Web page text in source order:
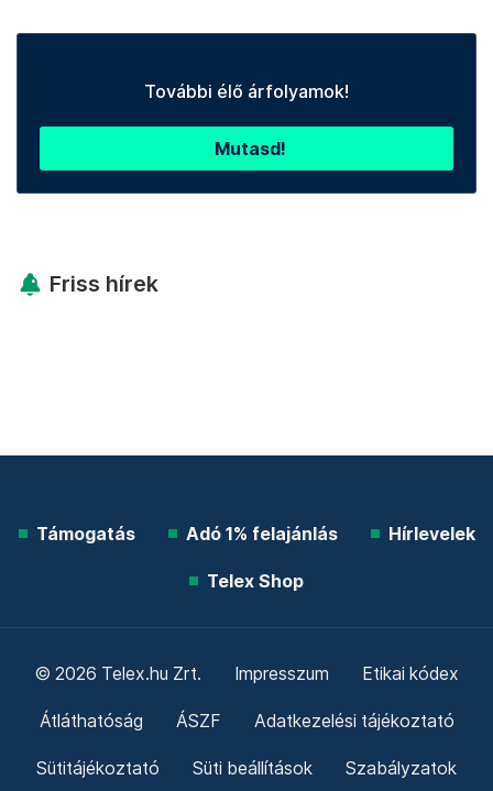
További élő árfolyamok!
Mutasd!
Friss hírek
Támogatás Adó 1% felajánlás Hírlevelek
Telex Shop
© 2026 Telex.hu Zrt. Impresszum Etikai kódex
Átláthatóság ÁSZF Adatkezelési tájékoztató
Sütitájékoztató Süti beállítások Szabályzatok